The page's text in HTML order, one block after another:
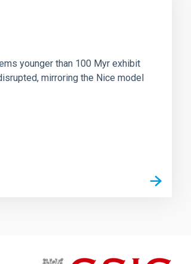
younger than 100 Myr exhibit
mirroring the Nice model